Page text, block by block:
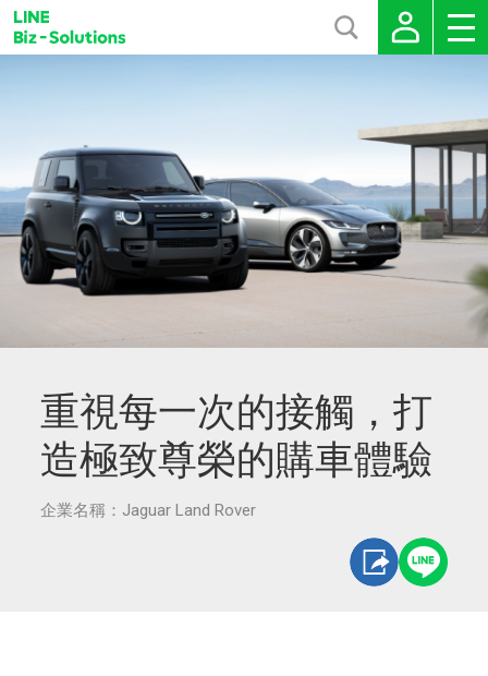
重視每一次的接觸，打
造極致尊榮的購車體驗
企業名稱：Jaguar Land Rover